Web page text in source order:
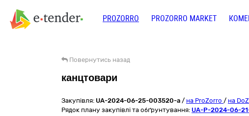
PROZORRO PROZORRO MARKET
Повернутись назад
канцтовари
Закупівля: UA-2024-06-25-003520-a / на ProZorro / на
Рядок плану закупівлі та обґрунтування: UA-P-2024-06-